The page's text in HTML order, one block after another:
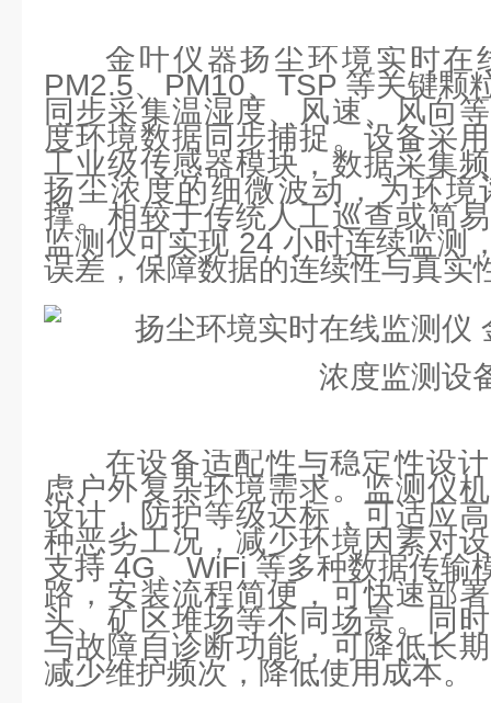
金叶仪器扬尘环境实时在
PM2.5、PM10、TSP 等关键颗
同步采集温湿度、风速、风向
度环境数据同步捕捉。设备采
工业级传感器模块，数据采集
扬尘浓度的细微波动，为环境
撑。相较于传统人工巡查或简
监测仪可实现 24 小时连续监测
误差，保障数据的连续性与真实
在设备适配性与稳定性设
虑户外复杂环境需求。监测仪
设计，防护等级达标，可适应
种恶劣工况，减少环境因素对
支持 4G、WiFi 等多种数据传输
路，安装流程简便，可快速部
头、矿区堆场等不同场景。同
与故障自诊断功能，可降低长
减少维护频次，降低使用成本。